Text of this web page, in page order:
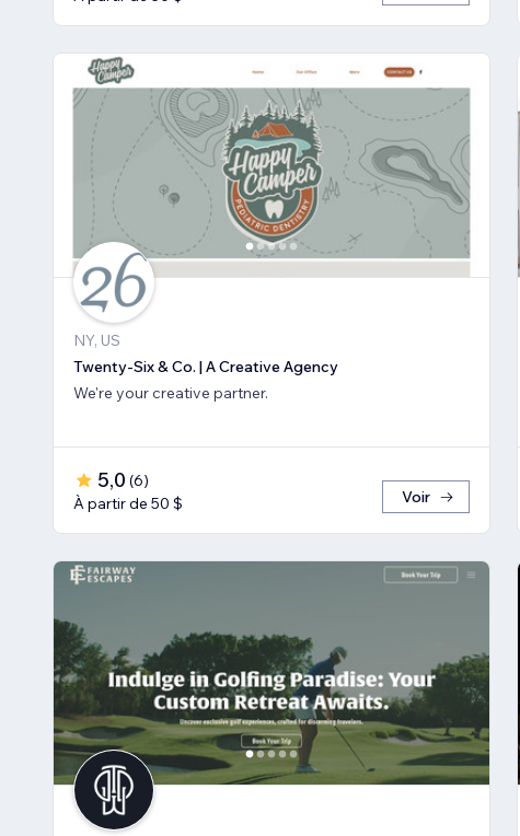
NY, US
Twenty-Six & Co. | A Creative Agency
We're your creative partner.
5,0 (6)
À partir de 50 $
Voir